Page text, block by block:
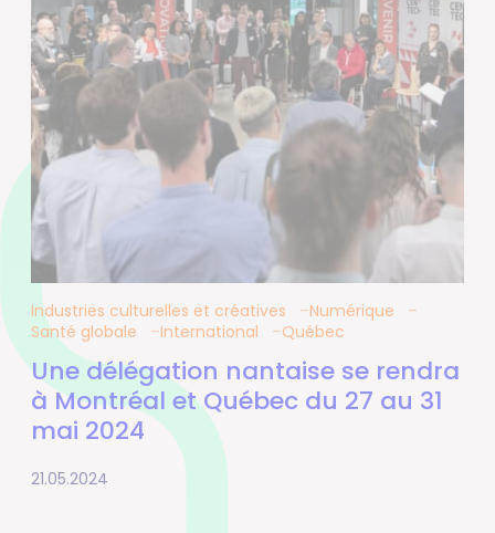
Industries culturelles et créatives
Numérique
Santé globale
International Québec
Une délégation nantaise se rendra
à Montréal et Québec du 27 au 31
mai 2024
21.05.2024